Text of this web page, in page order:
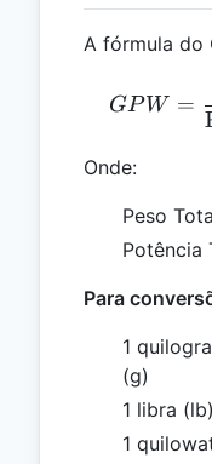
A fórmula do
GPW =
Onde:
Peso
Potência
Para
1
(g)
1 libra
1